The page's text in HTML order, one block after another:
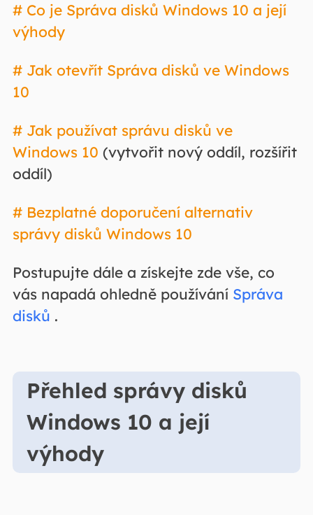
# Co je Správa disků Windows 10 a její
výhody
# Jak otevřít Správa disků ve Windows
10
# Jak používat správu disků ve
Windows 10 (vytvořit nový oddíl, rozšířit
oddíl)
# Bezplatné doporučení alternativ
správy disků Windows 10
Postupujte dále a získejte zde vše, co
vás napadá ohledně používání Správa
disků .
Přehled správy disků
Windows 10 a její
výhody